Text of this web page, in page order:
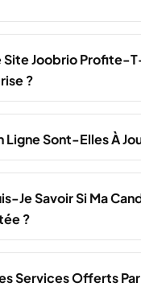
Site Joobrio Profite-
?
Ligne Sont-Elles À
Je Savoir Si Ma
?
Services Offerts Par